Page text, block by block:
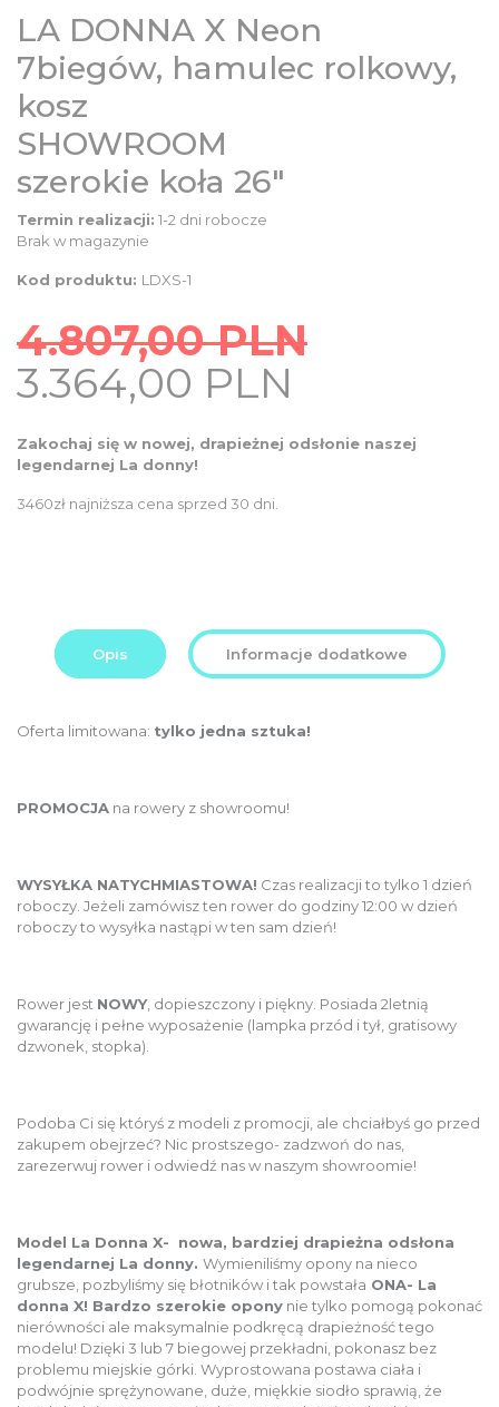
INFO
LA DONNA X Neon
7biegów, hamulec rolkowy,
kosz
SHOWROOM
szerokie koła 26″
Kod produktu: LDXS-1
4.807,00PLN
Original
price
was:
4.807,00
PLN.
3.364,00 PLN
is:
Zakochaj się w nowej, drapieżnej odsłonie naszej
legendarnej La donny!
3460zł najniższa cena sprzed 30 dni.
Termin realizacji: 1-2 dni robocze
Brak w magazynie
Opis Informacje dodatkowe
Oferta limitowana: tylko jedna sztuka!
PROMOCJA na rowery z showroomu!
WYSYŁKA NATYCHMIASTOWA! Czas realizacji to tylko 1 dzień
roboczy. Jeżeli zamówisz ten rower do godziny 12:00 w dzień
roboczy to wysyłka nastąpi w ten sam dzień!
Rower jest NOWY, dopieszczony i piękny. Posiada 2letnią
gwarancję i pełne wyposażenie (lampka przód i tył, gratisowy
dzwonek, stopka).
Podoba Ci się któryś z modeli z promocji, ale chciałbyś go przed
zakupem obejrzeć? Nic prostszego- zadzwoń do nas,
zarezerwuj rower i odwiedź nas w naszym showroomie!
Model La Donna X- nowa, bardziej drapieżna odsłona
legendarnej La donny. Wymieniliśmy opony na nieco
grubsze, pozbyliśmy się błotników i tak powstała ONA- La
donna X! Bardzo szerokie opony nie tylko pomogą pokonać
nierówności ale maksymalnie podkręcą drapieżność tego
modelu! Dzięki 3 lub 7 biegowej przekładni, pokonasz bez
problemu miejskie górki. Wyprostowana postawa ciała i
podwójnie sprężynowane, duże, miękkie siodło sprawią, że